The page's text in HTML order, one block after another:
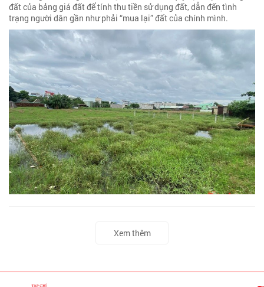
đất của bảng giá đất để tính thu tiền sử dụng đất, dẫn đến tình
trạng người dân gần như phải “mua lại” đất của chính mình.
Xem thêm